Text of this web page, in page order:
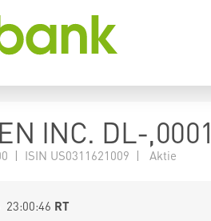
INC. DL-
| ISIN US0311621009 | Aktie
23:00:46 RT